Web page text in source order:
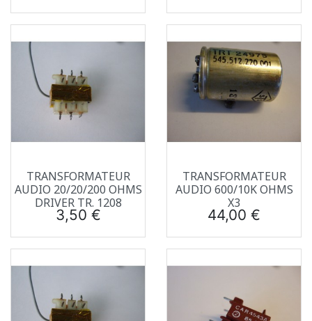
TRANSFORMATEUR
AUDIO 20/20/200 OHMS
DRIVER TR. 1208
Prix
3,50 €
TRANSFORMATEUR
AUDIO 600/10K OHMS
X3
Prix
44,00 €